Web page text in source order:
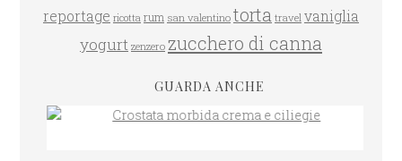
reportage ricotta rum san valentino torta travel vaniglia
yogurt zenzero zucchero di canna
GUARDA ANCHE
CROSTATA MORBIDA CREMA E CILIEGIE